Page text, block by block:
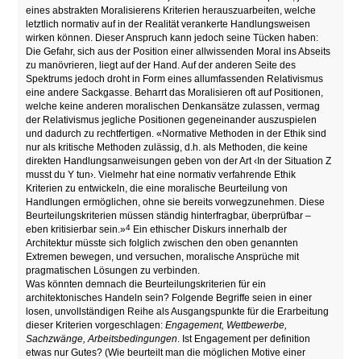
eines abstrakten Moralisierens Kriterien herauszuarbeiten, welche
letztlich normativ auf in der Realität verankerte Handlungsweisen
wirken können. Dieser Anspruch kann jedoch seine Tücken haben:
Die Gefahr, sich aus der Position einer allwissenden Moral ins Abseits
zu manövrieren, liegt auf der Hand. Auf der anderen Seite des
Spektrums jedoch droht in Form eines allumfassenden Relativismus
eine andere Sackgasse. Beharrt das Moralisieren oft auf Positionen,
welche keine anderen moralischen Denkansätze zulassen, vermag
der Relativismus jegliche Positionen gegeneinander auszuspielen
und dadurch zu rechtfertigen. «Normative Methoden in der Ethik sind
nur als kritische Methoden zulässig, d.h. als Methoden, die keine
direkten Handlungsanweisungen geben von der Art ‹In der Situation Z
musst du Y tun›. Vielmehr hat eine normativ verfahrende Ethik
Kriterien zu entwickeln, die eine moralische Beurteilung von
Handlungen ermöglichen, ohne sie bereits vorwegzunehmen. Diese
Beurteilungskriterien müssen ständig hinterfragbar, überprüfbar –
eben kritisierbar sein.»4 Ein ethischer Diskurs innerhalb der
Architektur müsste sich folglich zwischen den oben genannten
Extremen bewegen, und versuchen, moralische Ansprüche mit
pragmatischen Lösungen zu verbinden.
Was könnten demnach die Beurteilungskriterien für ein
architektonisches Handeln sein? Folgende Begriffe seien in einer
losen, unvollständigen Reihe als Ausgangspunkte für die Erarbeitung
dieser Kriterien vorgeschlagen:Engagement, Wettbewerbe,
Sachzwänge, Arbeitsbedingungen. Ist Engagement per definition
etwas nur Gutes? (Wie beurteilt man die möglichen Motive einer